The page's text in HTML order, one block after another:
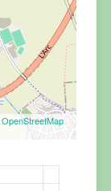
OpenStreetMap